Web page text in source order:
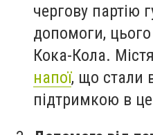
чергову партію
допомоги, цього
Кока-Кола.
напої, що стали
підтримкою в